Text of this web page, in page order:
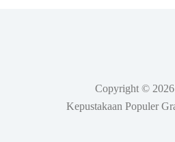
Copyright © 2026
Kepustakaan Populer